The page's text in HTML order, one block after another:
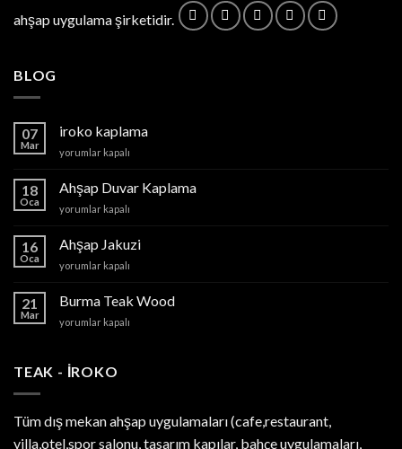
ahşap uygulama şirketidir.
BLOG
07
Mar
iroko kaplama
iroko
için
yorumlar kapalı
18
Oca
Ahşap Duvar Kaplama
Ahşap
Kaplama
için
yorumlar kapalı
16
Oca
Ahşap Jakuzi
Ahşap
için
yorumlar kapalı
21
Mar
Burma Teak Wood
Burma
için
yorumlar kapalı
TEAK - IROKO
Tüm dış mekan ahşap uygulamaları (cafe,restaurant,
villa,otel,spor salonu, tasarım kapılar, bahçe uygulamaları,